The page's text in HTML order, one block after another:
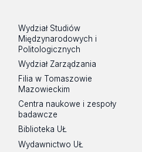
Wydział Studiów
Międzynarodowych i
Politologicznych
Wydział Zarządzania
Filia w Tomaszowie
Mazowieckim
Centra naukowe i zespoły
badawcze
Biblioteka UŁ
Wydawnictwo UŁ